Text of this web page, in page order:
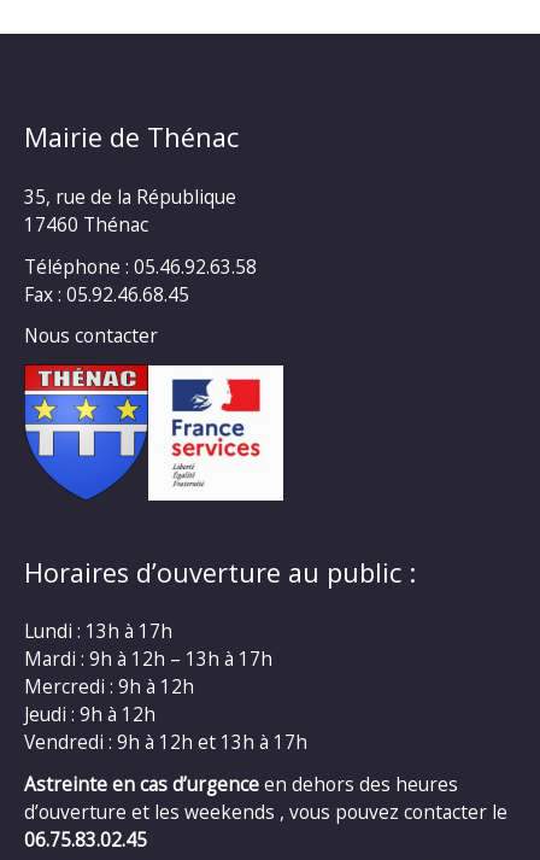
Mairie de Thénac
35, rue de la République
17460 Thénac
Téléphone : 05.46.92.63.58
Fax : 05.92.46.68.45
Nous contacter
Horaires d’ouverture au public :
Lundi : 13h à 17h
Mardi : 9h à 12h – 13h à 17h
Mercredi : 9h à 12h
Jeudi : 9h à 12h
Vendredi : 9h à 12h et 13h à 17h
Astreinte en cas d’urgenceen dehors des heures
d’ouverture et les weekends , vous pouvez contacter le
06.75.83.02.45